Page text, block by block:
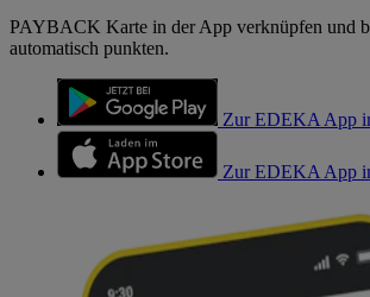
PAYBACK Karte in der App verknüpfen und
automatisch punkten.
Zur EDEKA App
Zur EDEKA App